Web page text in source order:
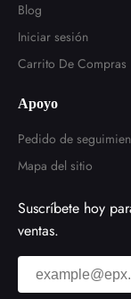
Blog
Iniciar sesión
Carrito De Compras
Apoyo
Pedido de
Mapa del sitio
Suscríbete hoy
ventas.